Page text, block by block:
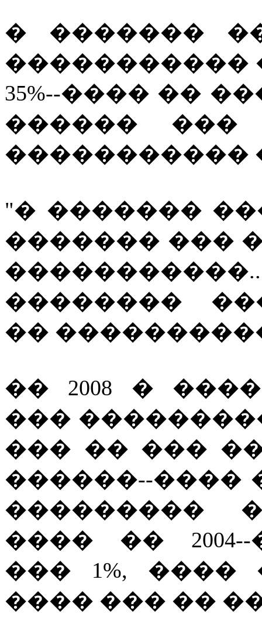
� �������
�����������
35%--���� ��
������
�����������
"� �������
������� ���
��������
��
�� 2008 �
���
��� �� ���
������--����
���������
���� ��
��� 1%,
���� ��� ��